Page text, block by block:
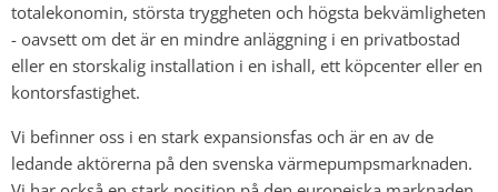
totalekonomin, största tryggheten och högsta bekvämligheten
- oavsett om det är en mindre anläggning i en privatbostad
eller en storskalig installation i en ishall, ett köpcenter eller en
kontorsfastighet.
Vi befinner oss i en stark expansionsfas och är en av de
ledande aktörerna på den svenska värmepumpsmarknaden.